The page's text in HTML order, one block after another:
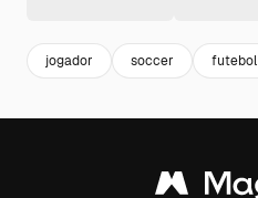
jogador soccer futebol